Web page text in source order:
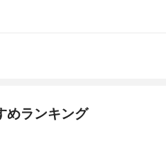
めランキング